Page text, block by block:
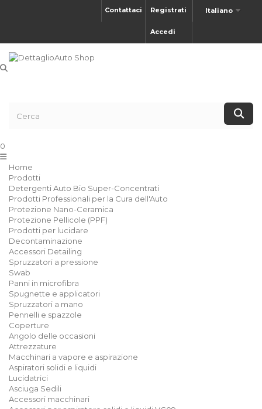
Italiano
Registrati
Accedi
Contattaci
0
Home
Prodotti
Detergenti Auto Bio Super-Concentrati
Prodotti Professionali per la Cura dell'Auto
Protezione Nano-Ceramica
Protezione Pellicole (PPF)
Prodotti per lucidare
Decontaminazione
Accessori Detailing
Spruzzatori a pressione
Swab
Panni in microfibra
Spugnette e applicatori
Spruzzatori a mano
Pennelli e spazzole
Coperture
Angolo delle occasioni
Attrezzature
Macchinari a vapore e aspirazione
Aspiratori solidi e liquidi
Lucidatrici
Asciuga Sedili
Accessori macchinari